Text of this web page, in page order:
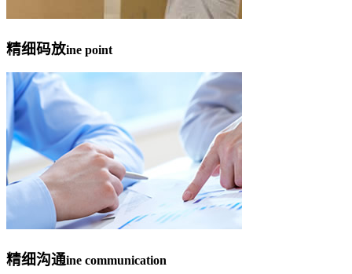
精细码放ine point
精细沟通ine communication